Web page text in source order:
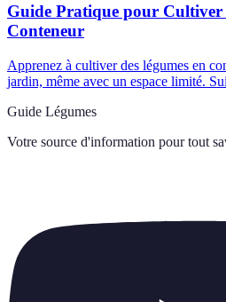
Guide Pratique pour Cultiver
Conteneur
Apprenez à cultiver des légumes en
jardin, même avec un espace limité.
Guide Légumes
Votre source d'information pour tout